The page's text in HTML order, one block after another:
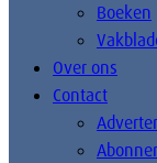
Boeken
Over ons
Contact